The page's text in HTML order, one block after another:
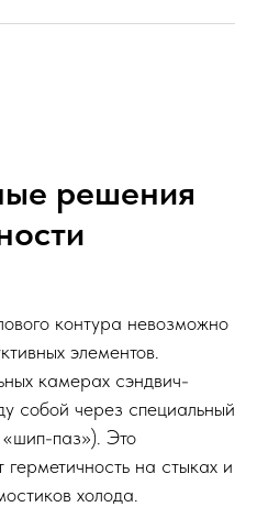
решения
контура невозможно
элементов.
камерах сэндвич-
собой через специальный
паз»). Это
на стыках и
холода.